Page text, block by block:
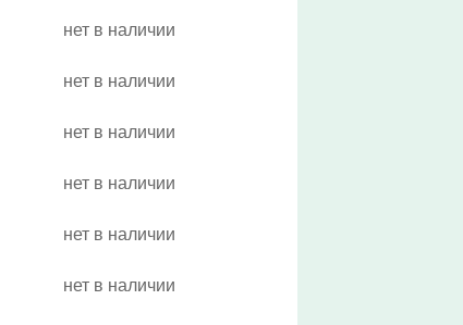
нет в наличии
нет в наличии
нет в наличии
нет в наличии
нет в наличии
нет в наличии